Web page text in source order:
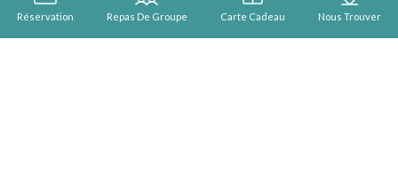
Réservation Repas De Groupe Carte Cadeau Nous Trouver